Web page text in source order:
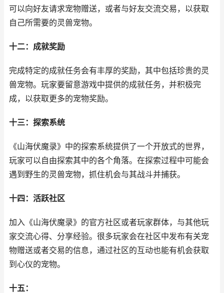
可以向好友请求宠物赠送，或者与好友交流交易，以获取
自己所需要的灵兽宠物。
十二：成就奖励
完成特定的成就任务会有丰厚的奖励，其中包括珍贵的灵
兽宠物。玩家要留意游戏中提供的成就任务，并积极完
成，以获取更多的宠物奖励。
十三：探索系统
《山海伏魔录》中的探索系统提供了一个开放式的世界，
玩家可以自由探索其中的各个角落。在探索过程中可能会
遇到野生的灵兽宠物，抓住机会与其战斗并捕获。
十四：活跃社区
加入《山海伏魔录》的官方社区或者玩家群体，与其他玩
家交流心得、分享经验。很多玩家会在社区中发布有关宠
物赠送或者交易的信息，通过社区的互动也能有机会获取
到心仪的宠物。
十五：